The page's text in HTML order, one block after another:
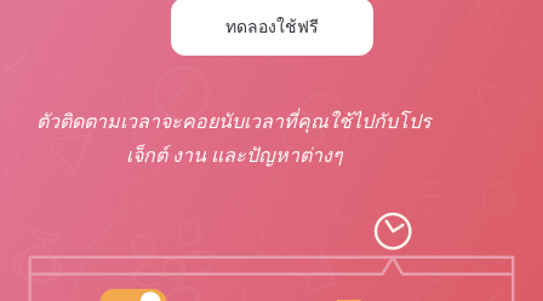
ทดลองใช้ฟรี
ตัวติดตามเวลาจะคอยนับเวลาที่คุณใช้ไปกับโปร
เจ็กต์ งาน และปัญหาต่างๆ